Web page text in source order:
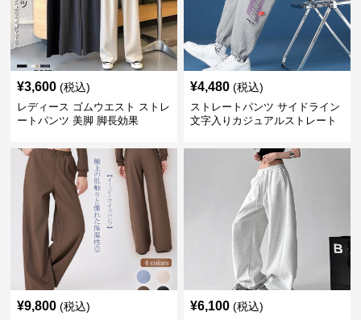
¥3,600 (税込)
レディース ゴムウエスト ストレ
ートパンツ 美脚 脚長効果
¥4,480 (税込)
ストレートパンツ サイドライン
文字入りカジュアルストレート
¥9,800 (税込) ¥6,100 (税込)